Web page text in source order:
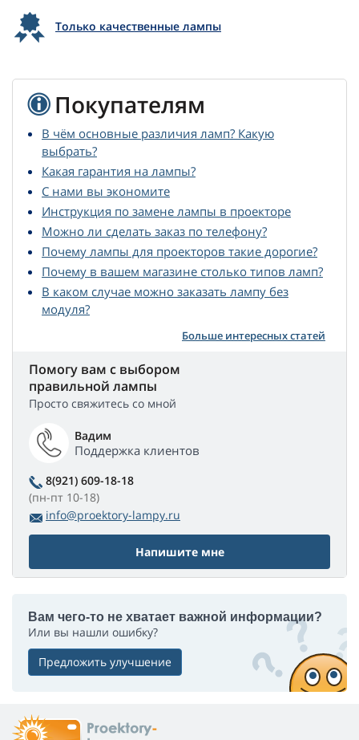
Только качественные лампы
Покупателям
В чём основные различия ламп? Какую
выбрать?
Какая гарантия на лампы?
С нами вы экономите
Инструкция по замене лампы в проекторе
Можно ли сделать заказ по телефону?
Почему лампы для проекторов такие дорогие?
Почему в вашем магазине столько типов ламп?
В каком случае можно заказать лампу без
модуля?
Больше интересных статей
Помогу вам с выбором
правильной лампы
Просто свяжитесь со мной
Вадим
Поддержка клиентов
8(921) 609-18-18
(пн-пт 10-18)
info@proektory-lampy.ru
Напишите мне
Вам чего-то не хватает важной информации?
Или вы нашли ошибку?
Предложить улучшение